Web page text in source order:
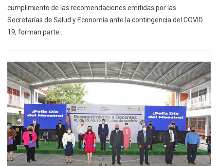
cumplimiento de las recomendaciones emitidas por las
Secretarías de Salud y Economía ante la contingencia del COVID
19, forman parte